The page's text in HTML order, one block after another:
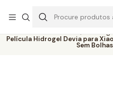
Início
Película Hidrogel Devia para
Sem